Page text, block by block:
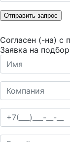
Отправить запрос
Согласен (-на) с
Заявка на